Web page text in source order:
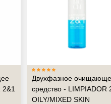
2&1
Двухфазное
средство - LIMPIADOR
OILY/MIXED SKIN
предложение о консультации
+7 (495) 640-58-89
+7 (929) 933-09-89